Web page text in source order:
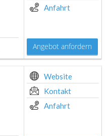
Anfahrt
Angebot anfordern
Website
Kontakt
Anfahrt